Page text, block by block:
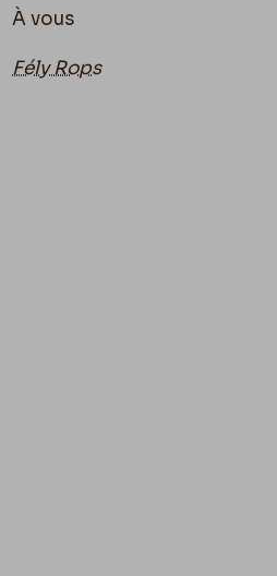
À vous
Fély Rops